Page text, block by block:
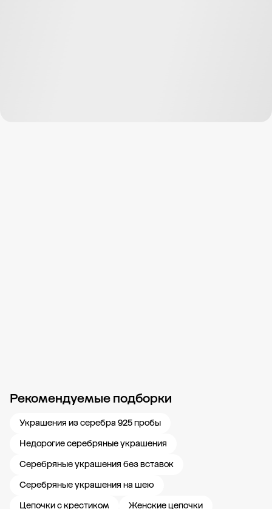
Рекомендуемые подборки
Украшения из серебра 925 пробы
Недорогие серебряные украшения
Серебряные украшения без вставок
Серебряные украшения на шею
Цепочки с крестиком
Женские цепочки
Новости компании Журнал ЗОЛОТОЙ Блог